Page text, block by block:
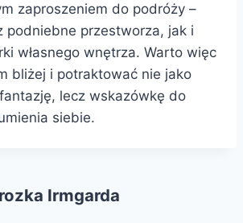
zaproszeniem do podróży –
podniebne przestworza, jak i
własnego wnętrza. Warto więc
bliżej i potraktować nie jako
lecz wskazówkę do
siebie.
Irmgarda